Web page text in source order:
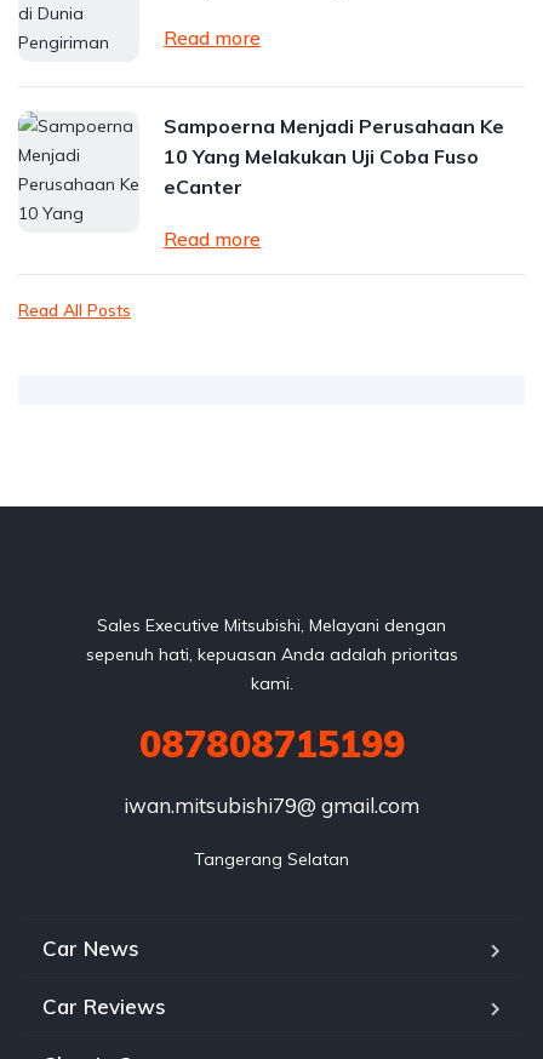
Read more
Sampoerna Menjadi Perusahaan Ke
10 Yang Melakukan Uji Coba Fuso
eCanter
Read more
Read All Posts
Sales Executive Mitsubishi, Melayani dengan
sepenuh hati, kepuasan Anda adalah prioritas
kami.
087808715199
iwan.mitsubishi79@ gmail.com
Tangerang Selatan
Car News
Car Reviews